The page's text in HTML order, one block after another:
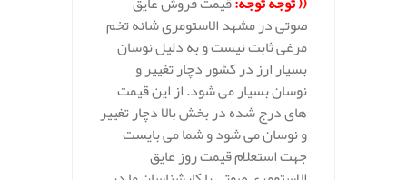
صوتی در مشهد الاستومری شانه تخم
مرغی ثابت نیست و به دلیل نوسان
بسیار ارز در کشور دچار تغییر و
نوسان بسیار می شود. از این قیمت
های درج شده در بخش بالا دچار تغییر
و نوسان می شود و شما می بایست
جهت استعلام قیمت روز عایق